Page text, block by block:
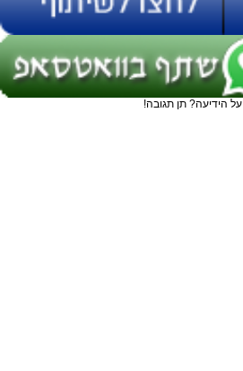
הידיעה? תן תגובה!